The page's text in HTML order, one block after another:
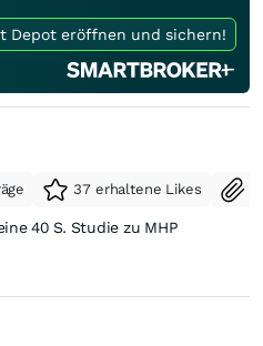
Depot eröffnen und sichern!
37 erhaltene Likes
40 S. Studie zu MHP